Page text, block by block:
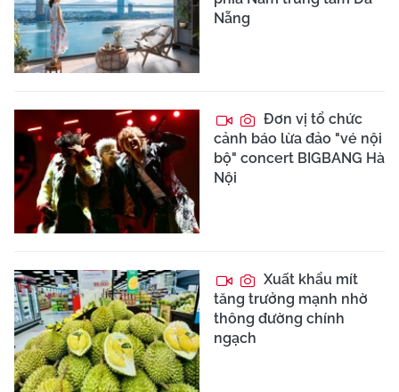
Nẵng
Đơn vị tổ chức
cảnh báo lừa đảo "vé nội
bộ" concert BIGBANG Hà
Nội
Xuất khẩu mít
tăng trưởng mạnh nhờ
thông đường chính
ngạch